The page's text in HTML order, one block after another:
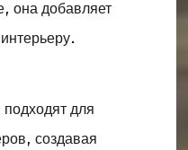
она добавляет
для
создавая